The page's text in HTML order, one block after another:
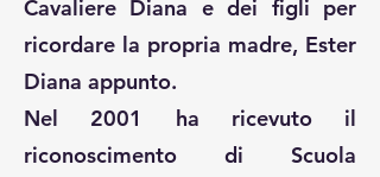
Cavaliere Diana e dei figli per
ricordare la propria madre, Ester
Diana appunto.
Nel 2001 ha ricevuto il
riconoscimento di Scuola